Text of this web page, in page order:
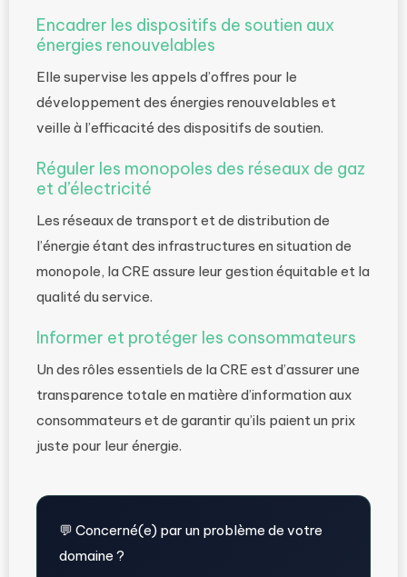
Encadrer les dispositifs de soutien aux
énergies renouvelables
Elle supervise les appels d’offres pour le
développement des énergies renouvelables et
veille à l’efficacité des dispositifs de soutien.
Réguler les monopoles des réseaux de gaz
et d’électricité
Les réseaux de transport et de distribution de
l’énergie étant des infrastructures en situation de
monopole, la CRE assure leur gestion équitable et la
qualité du service.
Informer et protéger les consommateurs
Un des rôles essentiels de la CRE est d’assurer une
transparence totale en matière d’information aux
consommateurs et de garantir qu’ils paient un prix
juste pour leur énergie.
💬 Concerné(e) par un problème de votre
domaine ?